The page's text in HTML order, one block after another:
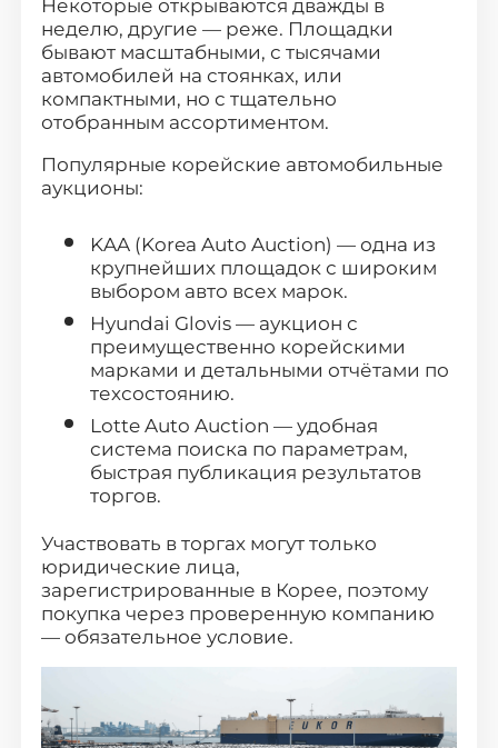
8 800-555-70-97
Заказать звонок
(офис: г. Видное, ул. Донбасская д. 2
стр.1)
неделю, другие — реже. Площадки
бывают масштабными, с тысячами
автомобилей на стоянках, или
компактными, но с тщательно
отобранным ассортиментом.
Популярные корейские автомобильные
аукционы:
KAA (Korea Auto Auction) — одна из
крупнейших площадок с широким
выбором авто всех марок.
Hyundai Glovis — аукцион с
преимущественно корейскими
марками и детальными отчётами по
техсостоянию.
Lotte Auto Auction — удобная
система поиска по параметрам,
быстрая публикация результатов
торгов.
Участвовать в торгах могут только
юридические лица,
зарегистрированные в Корее, поэтому
покупка через проверенную компанию
— обязательное условие.